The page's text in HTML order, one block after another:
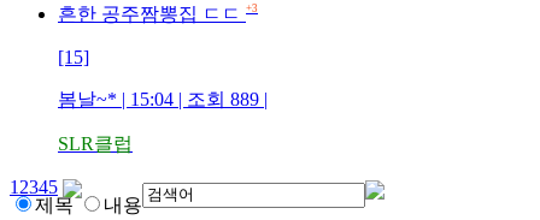
흔한 공주짬뽕집 ㄷㄷ +3
[15]
봄날~* | 15:04 | 조회 889 |
SLR클럽
1 2345
제목
내용